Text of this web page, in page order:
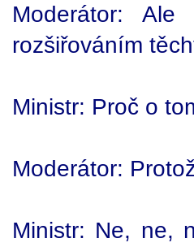
Moderátor:
rozšiřováním
Ministr: Proč o
Moderátor:
Ministr: Ne, ne,